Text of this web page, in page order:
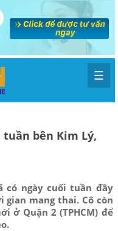
☰
bên Kim Lý,
có ngày cuối tuần đầy
mang thai. Cô còn
ở Quận 2 (TPHCM) để